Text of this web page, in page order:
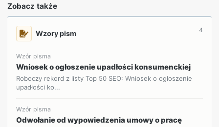
Zobacz także
Wzory pism 4
Wzór pisma
Wniosek o ogłoszenie upadłości konsumenckiej
Roboczy rekord z listy Top 50 SEO: Wniosek o ogłoszenie
upadłości ko...
Wzór pisma
Odwołanie od wypowiedzenia umowy o pracę